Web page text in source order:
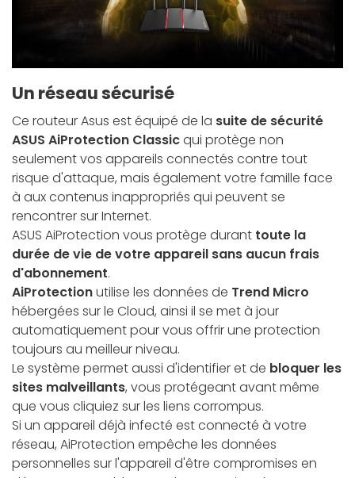
Un réseau sécurisé
Ce routeur Asus est équipé de la suite de sécurité
ASUS AiProtection Classicqui protège non
seulement vos appareils connectés contre tout
risque d'attaque, mais également votre famille face
à aux contenus inappropriés qui peuvent se
rencontrer sur Internet.
ASUS AiProtection vous protège durant toute la
durée de vie de votre appareil sans aucun frais
d'abonnement.
AiProtectionutilise les données de Trend Micro
hébergées sur le Cloud, ainsi il se met à jour
automatiquement pour vous offrir une protection
toujours au meilleur niveau.
Le système permet aussi d'identifier et de bloquer les
sites malveillants, vous protégeant avant même
que vous cliquiez sur les liens corrompus.
Si un appareil déjà infecté est connecté à votre
réseau, AiProtection empêche les données
personnelles sur l'appareil d'être compromises en